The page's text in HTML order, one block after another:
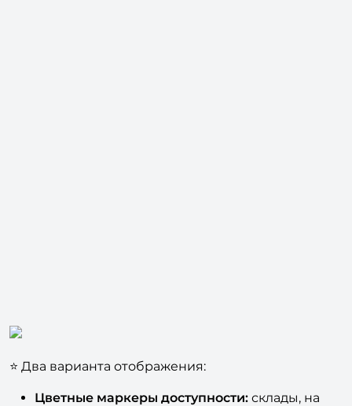
⭐ Два варианта отображения:
Цветные маркеры доступности: склады, на